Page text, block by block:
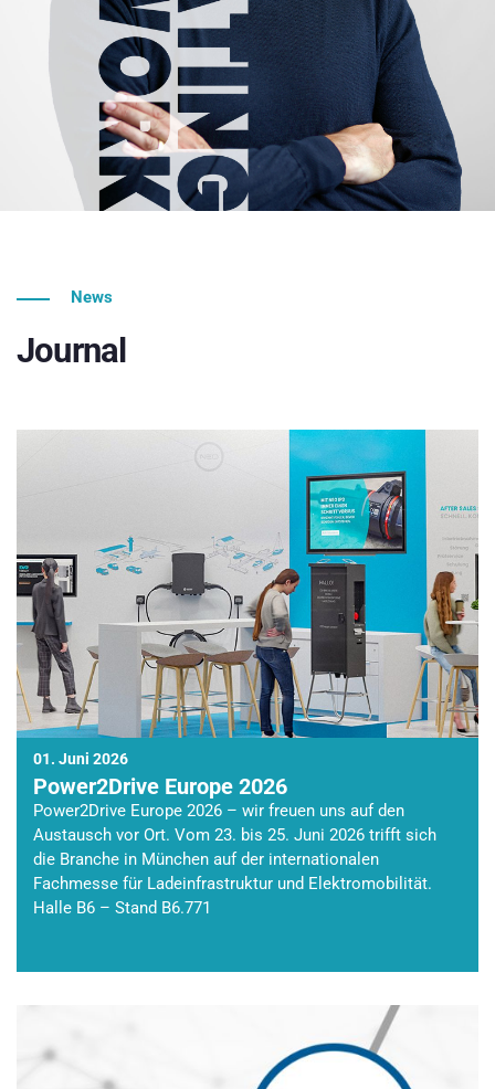
News
Journal
01. Juni 2026
Power2Drive Europe 2026
Power2Drive Europe 2026 – wir freuen uns auf den
Austausch vor Ort. Vom 23. bis 25. Juni 2026 trifft sich
die Branche in München auf der internationalen
Fachmesse für Ladeinfrastruktur und Elektromobilität.
Halle B6 – Stand B6.771